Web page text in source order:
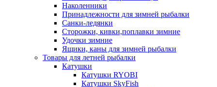
Наколенники
Принадлежности для зимней рыбалки
Санки-ледянки
Сторожки, кивки,поплавки зимние
Удочки зимние
Ящики, каны для зимней рыбалки
Товары для летней рыбалки
Катушки
Катушки RYOBI
Катушки SkyFish